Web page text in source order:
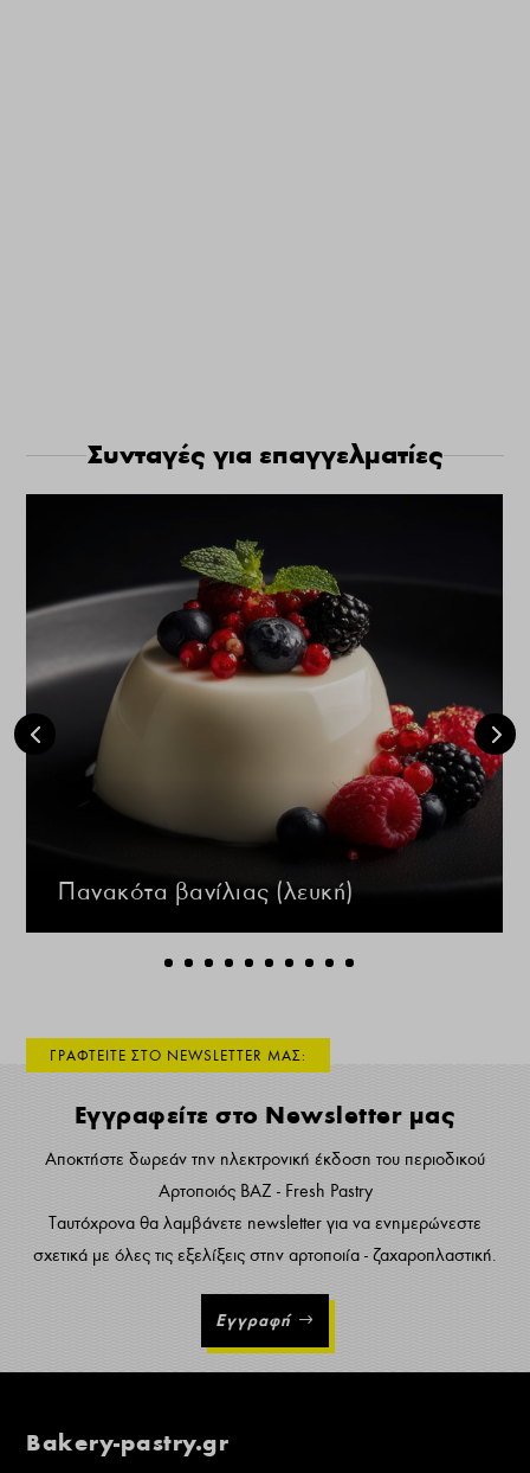
Συνταγές για επαγγελματίες
Πανακότα βανίλιας (λευκή)
ΓΡΑΦΤΕΙΤΕ ΣΤΟ NEWSLETTER ΜΑΣ:
Εγγραφείτε στο Newsletter μας
Αποκτήστε δωρεάν την ηλεκτρονική έκδοση του περιοδικού
Αρτοποιός ΒΑΖ - Fresh Pastry
Ταυτόχρονα θα λαμβάνετε newsletter για να ενημερώνεστε
σχετικά με όλες τις εξελίξεις στην αρτοποιία - ζαχαροπλαστική.
Εγγραφή
Bakery-pastry.gr